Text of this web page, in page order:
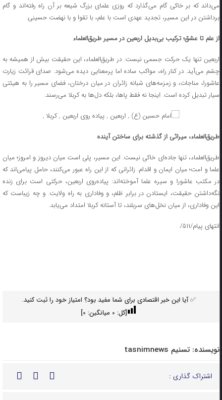
می‌داند که بر خاکی گام می‌گذارد که روزی علمای بزرگ شیعه بر آن راه رفته‌اند و گام
برداشتن در این مسیر، تجدید عهدی است با علم، با تقوا و با نهضت حسینی.
از علم تا عشق؛ ترکیب بی‌بدیل اربعین در مسیر طریق‌العلماء
اربعین تنها یک حرکت جسمی نیست. در طریق‌العلماء، این حقیقت بیش از همیشه به
چشم می‌آید. در کنار راه، مواکب ساده اما پرمعنایی دیده می‌شود. صدای قرائت زیارت
عاشورا، مناجات، و زمزمه‌های شبانه زائران در میان درختان، فضای مسیر را به هیئتی
سیار تبدیل کرده است. اینجا نه فقط پاها، بلکه دل‌ها به کربلا می‌رسند.
طریق‌العلماء، میراثی از گذشته برای ساختن آینده
طریق‌العلماء، تنها جاده‌ای خاکی نیست. این مسیر، پلی است میان دیروز و امروز؛ میان
علما و امت؛ میان ایمان و اقدام. زائرانی که از این راه عبور می‌کنند، حامل پیامی‌اند که
در مکتب عاشورا و سیره علما آموخته‌اند: پیاده‌روی اربعین، حرکتی است برای زنده
نگه‌داشتن حقیقت، ایستادن در برابر ظلم، و وفاداری به راه ولایت. و چه زیباست که
این وفاداری، از میان نخل‌های سربلند، تا آستانه کربلا امتداد می‌یابد.
انتهای پیام/۵۱۱/
✅ آیا این خبر اقتصادی برای شما مفید بود؟ امتیاز خود را ثبت کنید.
[کل: 0میانگین: 0
]
نویسنده: تسنیم tasnimnews
اشتراک گذاری :